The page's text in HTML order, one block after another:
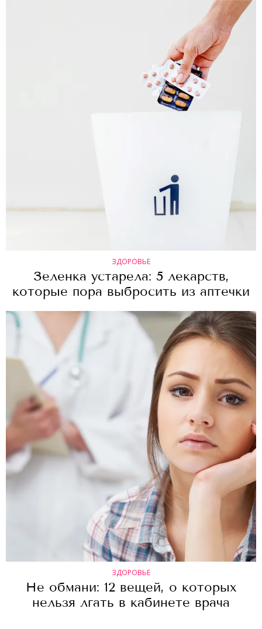
ЗДОРОВЬЕ
Зеленка устарела: 5 лекарств,
которые пора выбросить из аптечки
ЗДОРОВЬЕ
Не обмани: 12 вещей, о которых
нельзя лгать в кабинете врача